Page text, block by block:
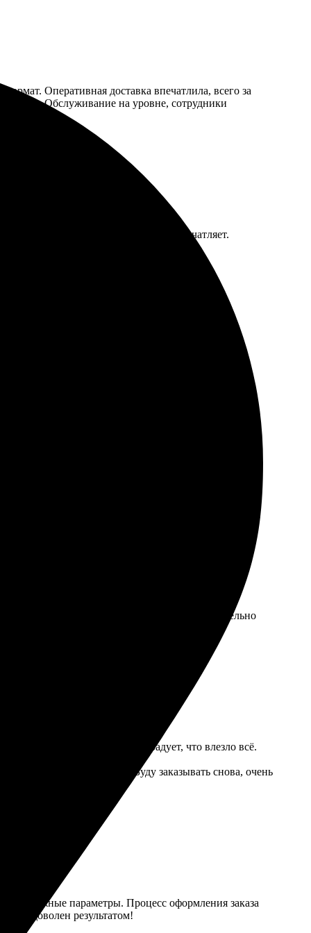
Оперативная доставка впечатлила, всего за
Обслуживание на уровне, сотрудники
выполнено аккуратно, качество впечатляет.
всем, кто ценит качество!
оформлять заказ на сайте, всё понятно.
выбрать размер и стиль оформления. Обязательно
Дизайн был оверсайз, радует, что влезло всё.
аккуратно упаковано. Буду заказывать снова, очень
нужные параметры. Процесс оформления заказа
доволен результатом!